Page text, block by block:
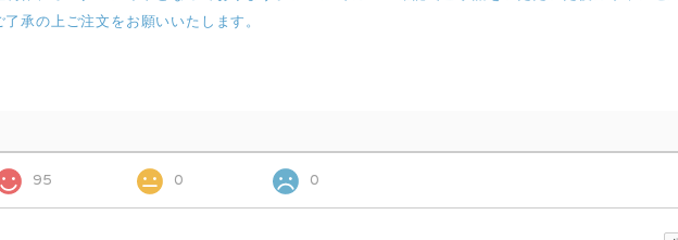
承の上ご注文をお願いいたします。
95 0 0